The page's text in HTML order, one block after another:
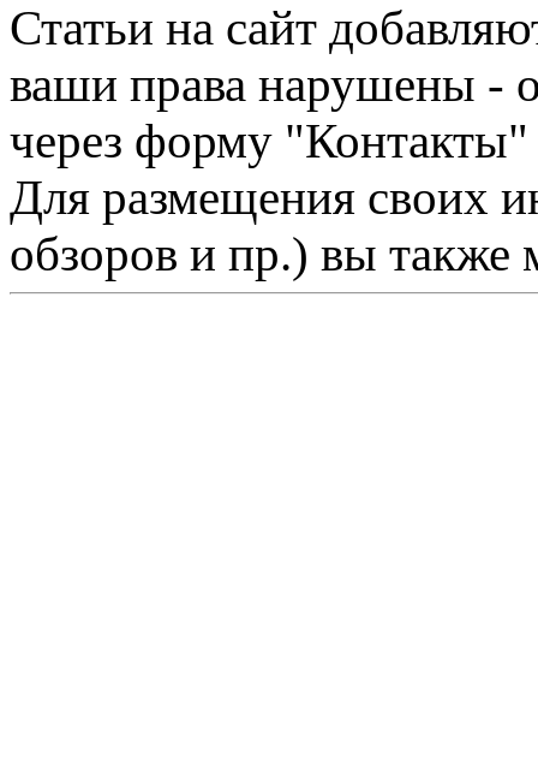
Статьи на сайт
ваши права нарушены -
через форму "Контакты"
Для размещения своих
обзоров и пр.) вы также